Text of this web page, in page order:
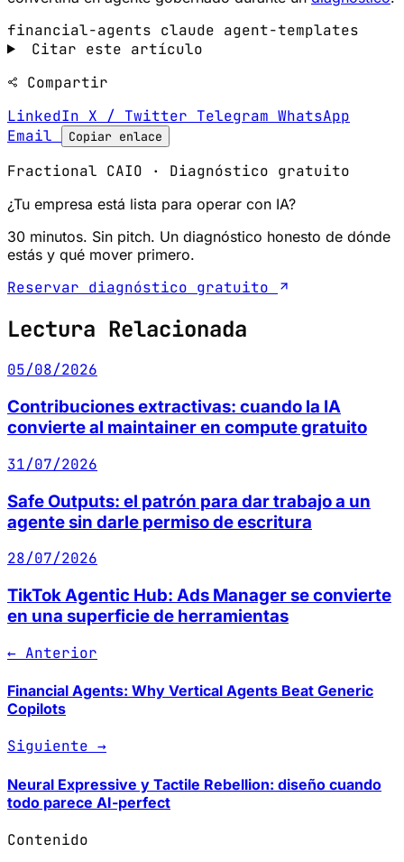
financial-agents claude agent-templates
Citar este artículo
Compartir
LinkedIn X / Twitter Telegram WhatsApp
Email
Copiar enlace
Fractional CAIO · Diagnóstico gratuito
¿Tu empresa está lista para operar con IA?
30 minutos. Sin pitch. Un diagnóstico honesto de dónde
estás y qué mover primero.
Reservar diagnóstico gratuito
Lectura Relacionada
05/08/2026
Contribuciones extractivas: cuando la IA
convierte al maintainer en compute gratuito
31/07/2026
Safe Outputs: el patrón para dar trabajo a un
agente sin darle permiso de escritura
28/07/2026
TikTok Agentic Hub: Ads Manager se convierte
en una superficie de herramientas
← Anterior
Financial Agents: Why Vertical Agents Beat Generic
Copilots
Siguiente →
Neural Expressive y Tactile Rebellion: diseño cuando
todo parece AI-perfect
Contenido